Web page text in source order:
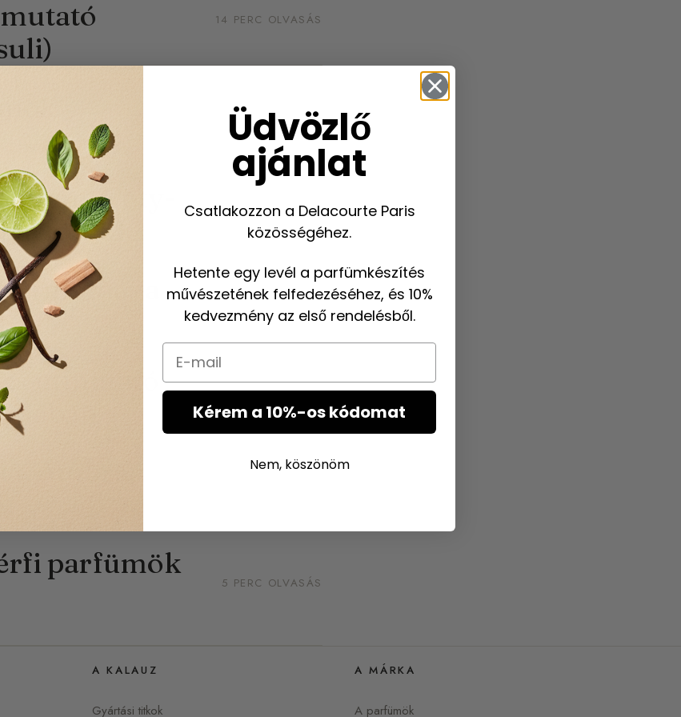
14 PERC OLVASÁS
8 PERC OLVASÁS
Coty-
a
7 PERC OLVASÁS
útmutató
14 PERC OLVASÁS
Ambra,
16 PERC OLVASÁS
parfümök
5 PERC OLVASÁS
A KALAUZ
Gyártási titkok
A MÁRKA
A parfümök
Üdvözlő
ajánlat
Csatlakozzon a Delacourte Paris
közösségéhez.
Hetente egy levél a parfümkészítés
művészetének felfedezéséhez, és 10%
kedvezmény az első rendelésből.
Email
Kérem a 10%-os kódomat
Nem, köszönöm